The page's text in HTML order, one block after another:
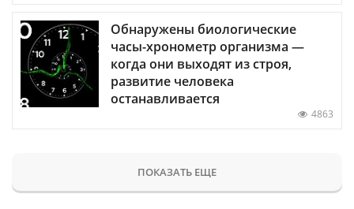
Обнаружены биологические
часы-хронометр организма —
когда они выходят из строя,
развитие человека
останавливается
4863
ПОКАЗАТЬ ЕЩЕ